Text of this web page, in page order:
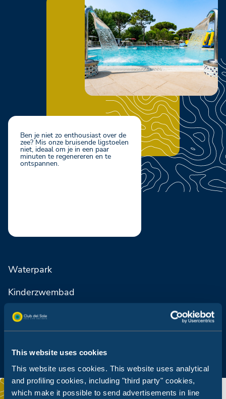
This website uses cookies
This website uses cookies. This website uses analytical
and profiling cookies, including "third party" cookies,
which make it possible to send advertisements in line
Ben je niet zo enthousiast over de
zee? Mis onze bruisende ligstoelen
niet, ideaal om je in een paar
minuten te regenereren en te
ontspannen.
Waterpark
Kinderzwembad
Solarium